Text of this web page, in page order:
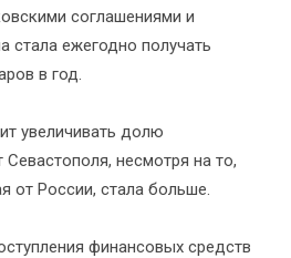
соглашениями и
стала ежегодно получать
в год.
увеличивать долю
несмотря на то,
от России, стала больше.
финансовых средств